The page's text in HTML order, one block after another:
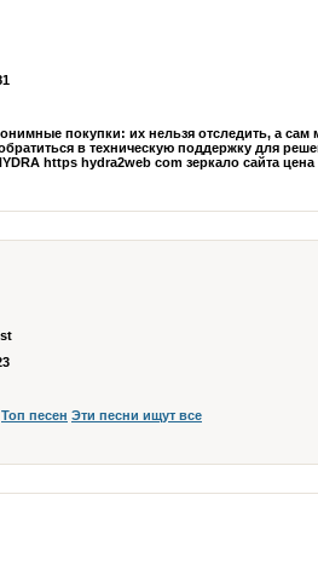
покупки: их нельзя отследить, а сам
в техническую поддержку для
https hydra2web com зеркало сайта
Топ песен Эти песни ищут все